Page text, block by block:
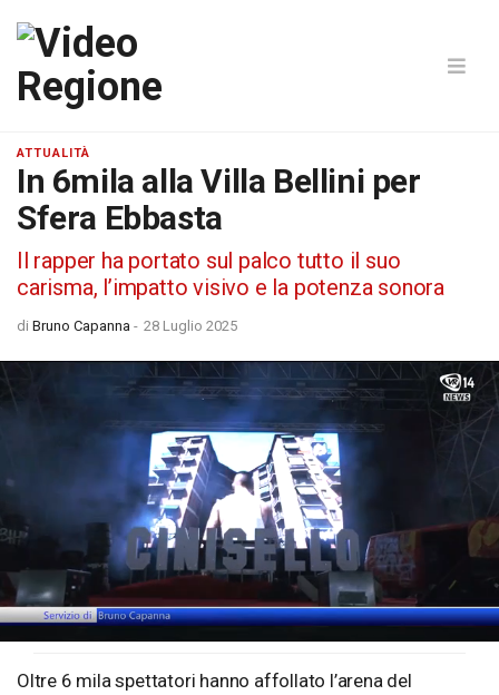
ATTUALITÀ
In 6mila alla Villa Bellini per
Sfera Ebbasta
Il rapper ha portato sul palco tutto il suo
carisma, l’impatto visivo e la potenza sonora
di Bruno Capanna - 28 Luglio 2025
Oltre 6 mila spettatori hanno affollato l’arena del